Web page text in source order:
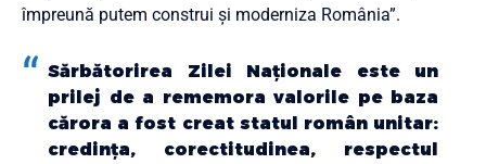
împreună putem construi și moderniza România”.
Sărbătorirea Zilei Naționale este un
prilej de a rememora valorile pe baza
cărora a fost creat statul român unitar:
credința, corectitudinea, respectul